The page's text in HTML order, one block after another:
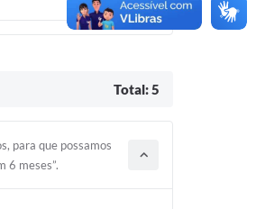
Total: 5
para que possamos
6 meses”.